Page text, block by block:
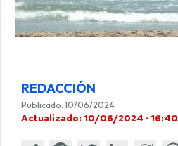
REDACCIÓN
Publicado: 10/06/2024
Actualizado: 10/06/2024 · 16:40